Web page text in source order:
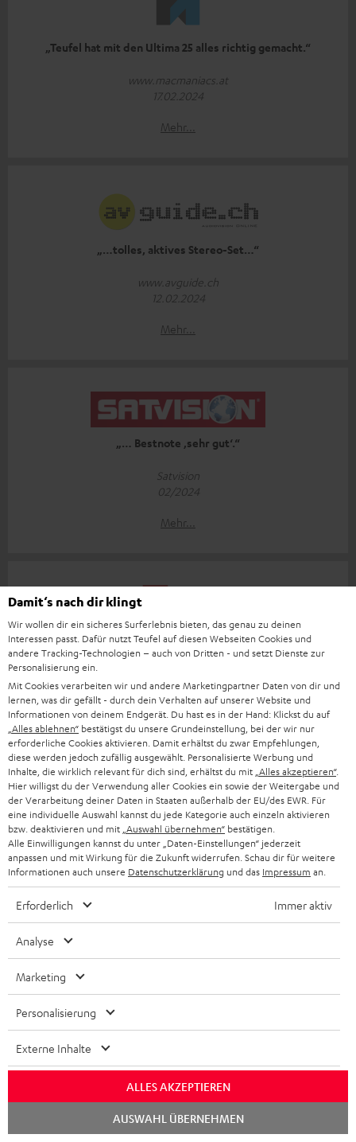
„Teufel hat mit den Ultima 25 alles richtig gemacht.“
www.macmaniacs.at
17.02.2024
Mehr...
„…tolles, aktives Stereo-Set…“
www.avguide.ch
12.02.2024
Mehr...
„… Bestnote ‚sehr gut‘.“
Satvision
02/2024
Mehr...
„… echte Universaltalente…“
www.computerbild.de
29.12.2023
Mehr...
„… der ideale Allrounder für anspruchsvolle
Nutzer:innen…“
„… sie klingen auch einfach fantastisch.“
www.appgefahren.de
19.12.2023
Damit‘s nach dir klingt
Wir wollen dir ein sicheres Surferlebnis bieten, das genau zu deinen
Interessen passt. Dafür nutzt Teufel auf diesen Webseiten Cookies und
andere Tracking-Technologien – auch von Dritten - und setzt Dienste zur
Personalisierung ein.
Mit Cookies verarbeiten wir und andere Marketingpartner Daten von dir und
lernen, was dir gefällt - durch dein Verhalten auf unserer Website und
Informationen von deinem Endgerät. Du hast es in der Hand: Klickst du auf
„Alles ablehnen“ bestätigst du unsere Grundeinstellung, bei der wir nur
erforderliche Cookies aktivieren. Damit erhältst du zwar Empfehlungen,
diese werden jedoch zufällig ausgewählt. Personalisierte Werbung und
Inhalte, die wirklich relevant für dich sind, erhältst du mit „Alles akzeptieren“.
Hier willigst du der Verwendung aller Cookies ein sowie der Weitergabe und
der Verarbeitung deiner Daten in Staaten außerhalb der EU/des EWR. Für
eine individuelle Auswahl kannst du jede Kategorie auch einzeln aktivieren
bzw. deaktivieren und mit „Auswahl übernehmen“ bestätigen.
Alle Einwilligungen kannst du unter „Daten-Einstellungen“ jederzeit
anpassen und mit Wirkung für die Zukunft widerrufen. Schau dir für weitere
Informationen auch unsere Datenschutzerklärung und das Impressum an.
Erforderlich Immer aktiv
Analyse
Marketing
Personalisierung
Externe Inhalte
ALLES AKZEPTIEREN
AUSWAHL ÜBERNEHMEN